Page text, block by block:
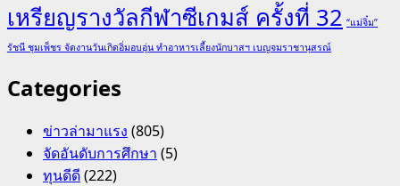
เหรียญรางวัลกีฬาซีเกมส์ ครั้งที่ 32 “แม่จิ๋ม”
รัชนี ชุมเพ็ชร จัดงานวันเกิดอิ่มอบอุ่น ทำอาหารเลี้ยงนักบาสฯ เบญจมราชานุสรณ์
Categories
ข่าวล่ามาแรง (805)
จัดอันดับการศึกษา (5)
ทุนดีดี(222)